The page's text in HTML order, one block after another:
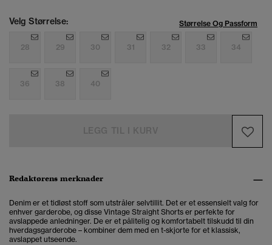
Velg Størrelse: Størrelse Og Passform
28 29 30 31 32 33 34
36 38 40
Redaktørens merknader
Denim er et tidløst stoff som utstråler selvtillit. Det er et essensielt valg for
enhver garderobe, og disse Vintage Straight Shorts er perfekte for
avslappede anledninger. De er et pålitelig og komfortabelt tilskudd til din
hverdagsgarderobe – kombiner dem med en t-skjorte for et klassisk,
avslappet utseende.